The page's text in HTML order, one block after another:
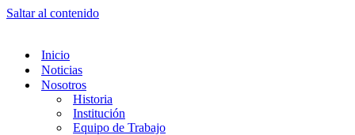
Saltar al contenido
Inicio
Noticias
Nosotros
Historia
Institución
Equipo de Trabajo